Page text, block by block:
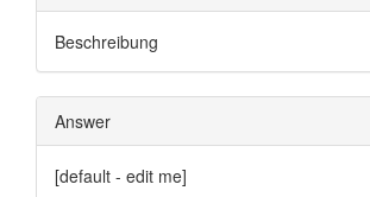
Beschreibung
Answer
[default - edit me]